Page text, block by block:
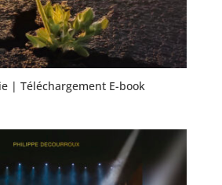
| Téléchargement E-book